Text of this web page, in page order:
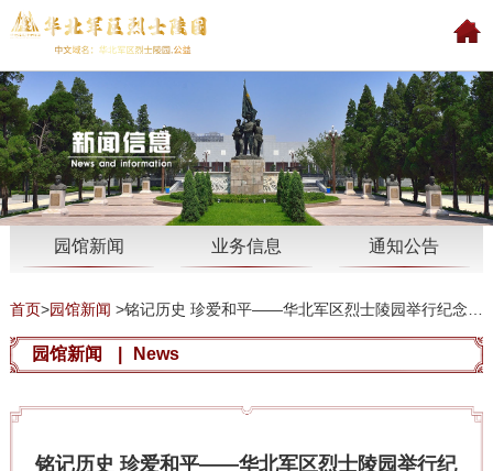
园馆新闻 业务信息 通知公告
首页>园馆新闻 >铭记历史 珍爱和平——华北军区烈士陵园举行纪念全民族抗战爆发89周年纪念活动
园馆新闻 News
铭记历史 珍爱和平——华北军区烈士陵园举行纪